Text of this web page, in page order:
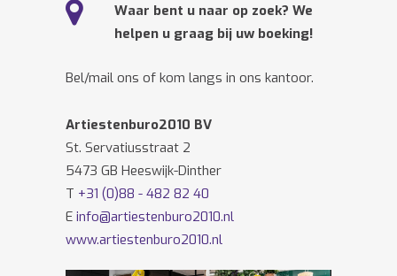
Waar bent u naar op zoek? We
helpen u graag bij uw boeking!
Bel/mail ons of kom langs in ons kantoor.
Artiestenburo2010 BV
St. Servatiusstraat 2
5473 GB Heeswijk-Dinther
T +31 (0)88 - 482 82 40
E info@artiestenburo2010.nl
www.artiestenburo2010.nl